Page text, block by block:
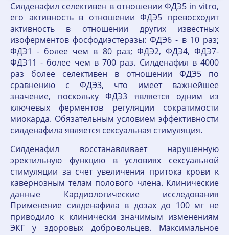
Силденафил селективен в отношении ФДЭ5 in vitro,
его активность в отношении ФДЭ5 превосходит
активность в отношении других известных
изоферментов фосфодиэстеразы: ФДЭ6 - в 10 раз;
ФДЭ1 - более чем в 80 раз; ФДЭ2, ФДЭ4, ФДЭ7-
ФДЭ11 - более чем в 700 раз. Силденафил в 4000
раз более селективен в отношении ФДЭ5 по
сравнению с ФДЭ3, что имеет важнейшее
значение, поскольку ФДЭ3 является одним из
ключевых ферментов регуляции сократимости
миокарда. Обязательным условием эффективности
силденафила является сексуальная стимуляция.
Силденафил восстанавливает нарушенную
эректильную функцию в условиях сексуальной
стимуляции за счет увеличения притока крови к
кавернозным телам полового члена. Клинические
данные Кардиологические исследования
Применение силденафила в дозах до 100 мг не
приводило к клинически значимым изменениям
ЭКГ у здоровых добровольцев. Максимальное